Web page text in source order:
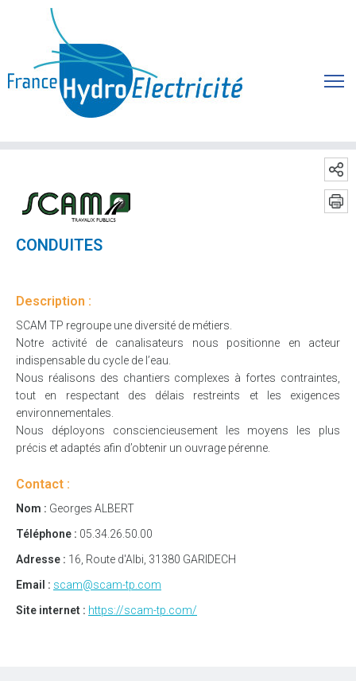
CONDUITES
Description :
SCAM TP regroupe une diversité de métiers.
Notre activité de canalisateurs nous positionne en acteur
indispensable du cycle de l’eau.
Nous réalisons des chantiers complexes à fortes contraintes,
tout en respectant des délais restreints et les exigences
environnementales.
Nous déployons consciencieusement les moyens les plus
précis et adaptés afin d’obtenir un ouvrage pérenne.
Contact :
Nom : Georges ALBERT
Téléphone : 05.34.26.50.00
Adresse : 16, Route d'Albi, 31380 GARIDECH
Email : scam@scam-tp.com
Site internet : https://scam-tp.com/